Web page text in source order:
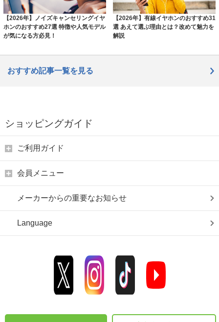
【2026年】ノイズキャンセリングイヤ
ホンのおすすめ27選 特徴や人気モデル
が気になる方必見！
【2026年】有線イヤホンのおすすめ31
選 あえて選ぶ理由とは？改めて魅力を
解説
おすすめ記事一覧を見る
ショッピングガイド
ご利用ガイド
会員メニュー
メーカーからの重要なお知らせ
Language